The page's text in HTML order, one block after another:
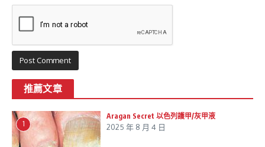
推薦文章
1
Aragan Secret 以色列護甲/灰甲液
2025 年 8 月 4 日